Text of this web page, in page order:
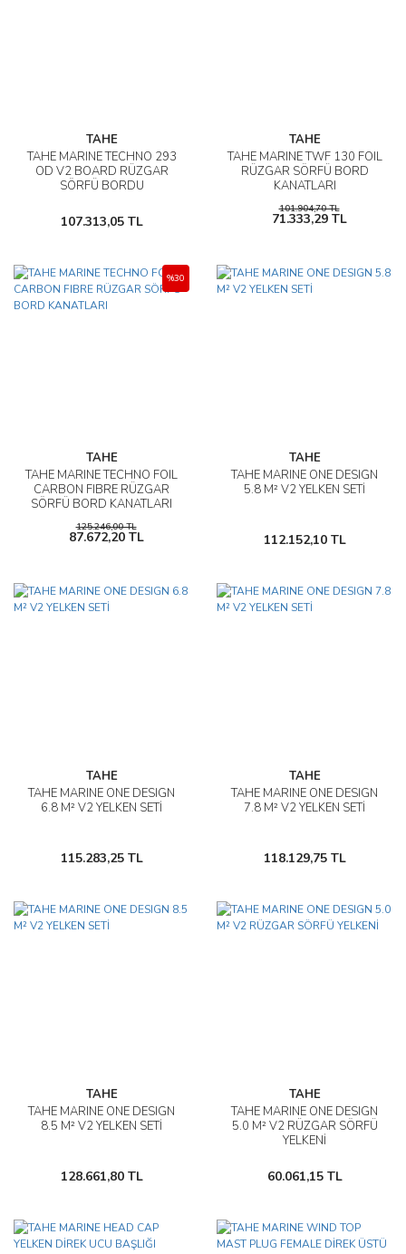
TAHE
TAHE MARINE TECHNO 293
OD V2 BOARD RÜZGAR
SÖRFÜ BORDU
107.313,05 TL
TAHE
TAHE MARINE TWF 130 FOIL
RÜZGAR SÖRFÜ BORD
KANATLARI
101.904,70 TL
71.333,29 TL
TAHE
TAHE MARINE TECHNO FOIL
CARBON FIBRE RÜZGAR
SÖRFÜ BORD KANATLARI
%30
125.246,00 TL
87.672,20 TL
TAHE
TAHE MARINE ONE DESIGN
5.8 M² V2 YELKEN SETİ
112.152,10 TL
TAHE
TAHE MARINE ONE DESIGN
6.8 M² V2 YELKEN SETİ
115.283,25 TL
TAHE
TAHE MARINE ONE DESIGN
7.8 M² V2 YELKEN SETİ
118.129,75 TL
TAHE
TAHE MARINE ONE DESIGN
8.5 M² V2 YELKEN SETİ
128.661,80 TL
TAHE
TAHE MARINE ONE DESIGN
5.0 M² V2 RÜZGAR SÖRFÜ
YELKENİ
60.061,15 TL